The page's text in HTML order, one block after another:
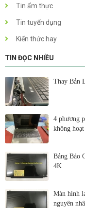
Tin ẩm thực
Tin tuyển dụng
Kiến thức hay
TIN ĐỌC NHIỀU
Thay Bản
4 phương
không
Bảng Báo
4K
Màn hình
nguyên